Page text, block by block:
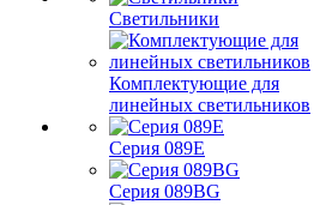
Светильники
Комплектующие для
линейных светильников
Серия 089E
Серия 089BG